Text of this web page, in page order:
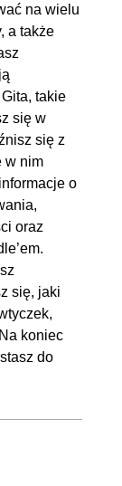
01:00:39
00:11:42
00:22:19
00:07:53
na wielu
a także
takie
się w
się z
w nim
o
oraz
się, jaki
koniec
do